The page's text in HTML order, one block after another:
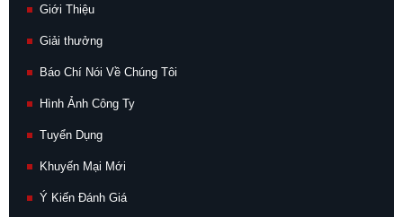
Giới Thiệu
Giải thưởng
Báo Chí Nói Về Chúng Tôi
Hình Ảnh Công Ty
Tuyển Dụng
Khuyến Mại Mới
Ý Kiến Đánh Giá